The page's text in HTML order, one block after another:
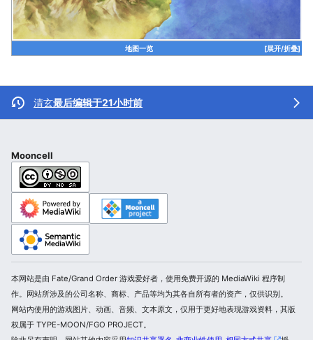
地图一览 [展开/折叠]
清玄最后编辑于21小时前
Mooncell
本网站是由 Fate/Grand Order 游戏爱好者，使用免费开源的 MediaWiki 程序制
作。网站所涉及的公司名称、商标、产品等均为其各自所有者的资产，仅供识别。
网站内使用的游戏图片、动画、音频、文本原文，仅用于更好地表现游戏资料，其版
权属于 TYPE-MOON/FGO PROJECT。